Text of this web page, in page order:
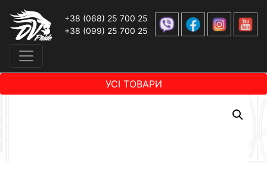
+38 (068) 25 700 25
+38 (099) 25 700 25
УСІ ТОВАРИ